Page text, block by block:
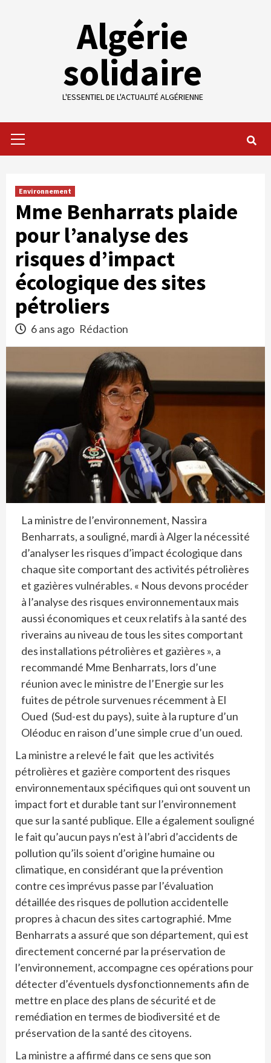
Algérie
solidaire
L'ESSENTIEL DE L'ACTUALITÉ ALGÉRIENNE
Menu
Environnement
Mme Benharrats plaide
pour l’analyse des
risques d’impact
écologique des sites
pétroliers
6 ans ago Rédaction
La ministre de l’environnement, Nassira
Benharrats, a souligné, mardi à Alger la nécessité
d’analyser les risques d’impact écologique dans
chaque site comportant des activités pétrolières
et gazières vulnérables. « Nous devons procéder
à l’analyse des risques environnementaux mais
aussi économiques et ceux relatifs à la santé des
riverains au niveau de tous les sites comportant
des installations pétrolières et gazières », a
recommandé Mme Benharrats, lors d’une
réunion avec le ministre de l’Energie sur les
fuites de pétrole survenues récemment à El
Oued (Sud-est du pays), suite à la rupture d’un
Oléoduc en raison d’une simple crue d’un oued.
La ministre a relevé le fait que les activités
pétrolières et gazière comportent des risques
environnementaux spécifiques qui ont souvent un
impact fort et durable tant sur l’environnement
que sur la santé publique. Elle a également souligné
le fait qu’aucun pays n’est à l’abri d’accidents de
pollution qu’ils soient d’origine humaine ou
climatique, en considérant que la prévention
contre ces imprévus passe par l’évaluation
détaillée des risques de pollution accidentelle
propres à chacun des sites cartographié. Mme
Benharrats a assuré que son département, qui est
directement concerné par la préservation de
l’environnement, accompagne ces opérations pour
détecter d’éventuels dysfonctionnements afin de
mettre en place des plans de sécurité et de
remédiation en termes de biodiversité et de
préservation de la santé des citoyens.
La ministre a affirmé dans ce sens que son